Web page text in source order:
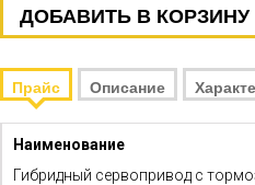
ДОБАВИТЬ В КОРЗИНУ
Прайс Описание
Гибридный сервопривод с